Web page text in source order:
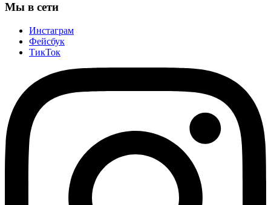
Мы в сети
Инстаграм
Фейсбук
ТикТок